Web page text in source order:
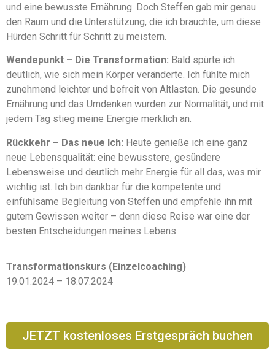
und eine bewusste Ernährung. Doch Steffen gab mir genau
den Raum und die Unterstützung, die ich brauchte, um diese
Hürden Schritt für Schritt zu meistern.
Wendepunkt – Die Transformation: Bald spürte ich
deutlich, wie sich mein Körper veränderte. Ich fühlte mich
zunehmend leichter und befreit von Altlasten. Die gesunde
Ernährung und das Umdenken wurden zur Normalität, und mit
jedem Tag stieg meine Energie merklich an.
Rückkehr – Das neue Ich: Heute genieße ich eine ganz
neue Lebensqualität: eine bewusstere, gesündere
Lebensweise und deutlich mehr Energie für all das, was mir
wichtig ist. Ich bin dankbar für die kompetente und
einfühlsame Begleitung von Steffen und empfehle ihn mit
gutem Gewissen weiter – denn diese Reise war eine der
besten Entscheidungen meines Lebens.
Transformationskurs (Einzelcoaching)
19.01.2024 – 18.07.2024
JETZT kostenloses Erstgespräch buchen